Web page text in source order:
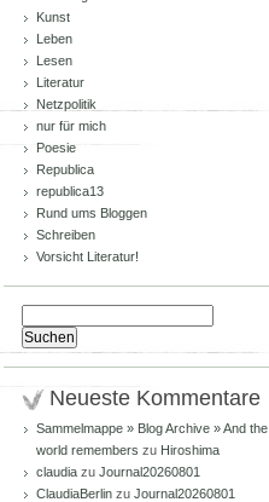
Kunst
Leben
Lesen
Literatur
Netzpolitik
nur für mich
Poesie
Republica
republica13
Rund ums Bloggen
Schreiben
Vorsicht Literatur!
nach:
Neueste Kommentare
Sammelmappe » Blog Archive » And the
world remembers zu Hiroshima
claudia zu Journal20260801
ClaudiaBerlin zu Journal20260801